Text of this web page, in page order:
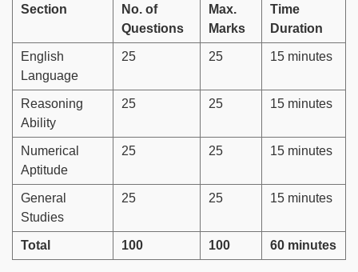
Section
No. of
Questions
Max.
Marks
Time
Duration
English
Language
25 25 15 minutes
Reasoning
Ability
25 25 15 minutes
Numerical
Aptitude
25 25 15 minutes
General
Studies
25 25 15 minutes
Total 100 100 60 minutes